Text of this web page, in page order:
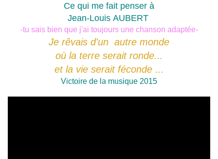
Ce qui me fait penser à
Jean-Louis AUBERT
-tu sais bien que j'ai toujours une chanson adaptée-
Je rêvais d'un autre monde
où la terre serait ronde...
et la vie serait féconde ...
Victoire de la musique 2015